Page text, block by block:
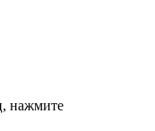
нажмите